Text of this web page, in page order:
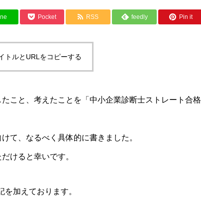
Pocket RSS feedly Pin it
トルとURLをコピーする
こと、考えたことを「中小企業診断士ストレート合格
て、なるべく具体的に書きました。
けると幸いです。
加えております。